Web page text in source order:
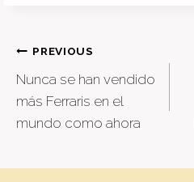
Post
navigation
PREVIOUS
Nunca se han vendido
más Ferraris en el
mundo como ahora